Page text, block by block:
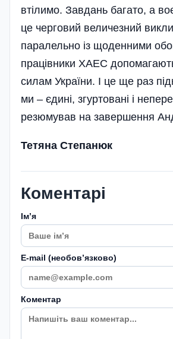
втілимо. Завдань багато, а
це черговий величезний
паралельно із щоденними
працівники ХАЕС
силам України. І це ще раз
ми – єдині, згуртовані і
резюмував на завершення
Тетяна Степанюк
Коментарі
Імʼя
E-mail (необовʼязково)
Коментар